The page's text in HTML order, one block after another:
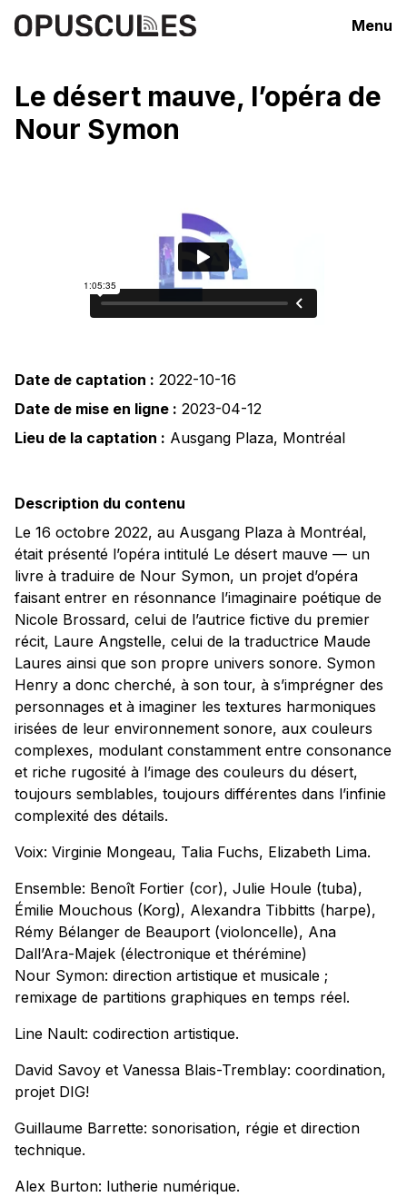
Menu
Le désert mauve, l’opéra de
Nour Symon
Date de captation : 2022-10-16
Date de mise en ligne : 2023-04-12
Lieu de la captation : Ausgang Plaza, Montréal
Description du contenu
Le 16 octobre 2022, au Ausgang Plaza à Montréal,
était présenté l’opéra intitulé Le désert mauve — un
livre à traduire de Nour Symon, un projet d’opéra
faisant entrer en résonnance l’imaginaire poétique de
Nicole Brossard, celui de l’autrice fictive du premier
récit, Laure Angstelle, celui de la traductrice Maude
Laures ainsi que son propre univers sonore. Symon
Henry a donc cherché, à son tour, à s’imprégner des
personnages et à imaginer les textures harmoniques
irisées de leur environnement sonore, aux couleurs
complexes, modulant constamment entre consonance
et riche rugosité à l’image des couleurs du désert,
toujours semblables, toujours différentes dans l’infinie
complexité des détails.
Voix: Virginie Mongeau, Talia Fuchs, Elizabeth Lima.
Ensemble: Benoît Fortier (cor), Julie Houle (tuba),
Émilie Mouchous (Korg), Alexandra Tibbitts (harpe),
Rémy Bélanger de Beauport (violoncelle), Ana
Dall’Ara-Majek (électronique et thérémine)
Nour Symon: direction artistique et musicale ;
remixage de partitions graphiques en temps réel.
Line Nault: codirection artistique.
David Savoy et Vanessa Blais-Tremblay: coordination,
projet DIG!
Guillaume Barrette: sonorisation, régie et direction
technique.
Alex Burton: lutherie numérique.